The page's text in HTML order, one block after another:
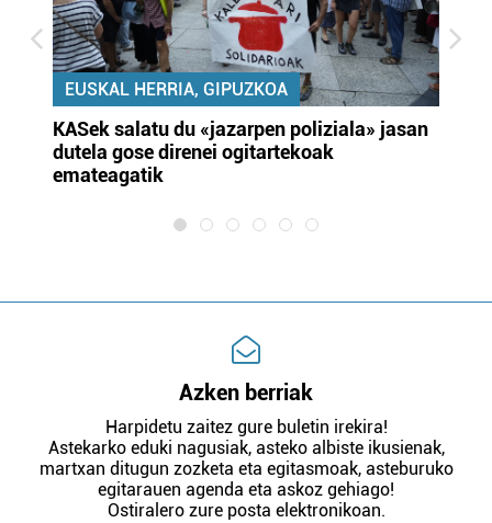
EUSKAL HERRIA, GIPUZKOA
KASek salatu du «jazarpen poliziala» jasan
dutela gose direnei ogitartekoak
emateagatik
Azken berriak
Harpidetu zaitez gure buletin irekira!
Astekarko eduki nagusiak, asteko albiste ikusienak,
martxan ditugun zozketa eta egitasmoak, asteburuko
egitarauen agenda eta askoz gehiago!
Ostiralero zure posta elektronikoan.